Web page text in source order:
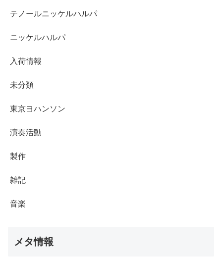
テノールニッケルハルパ
ニッケルハルパ
入荷情報
未分類
東京ヨハンソン
演奏活動
製作
雑記
音楽
メタ情報